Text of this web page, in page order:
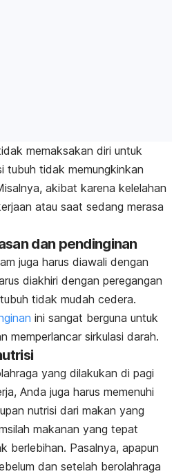
memaksakan diri untuk
tubuh tidak memungkinkan
akibat karena kelelahan
atau saat sedang merasa
dan pendinginan
juga harus diawali dengan
diakhiri dengan peregangan
tidak mudah cedera.
ini sangat berguna untuk
memperlancar sirkulasi darah.
yang dilakukan di pagi
Anda juga harus memenuhi
nutrisi dari makan yang
makanan yang tepat
berlebihan. Pasalnya, apapun
dan setelah berolahraga